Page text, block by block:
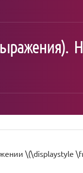
\(\displaystyle